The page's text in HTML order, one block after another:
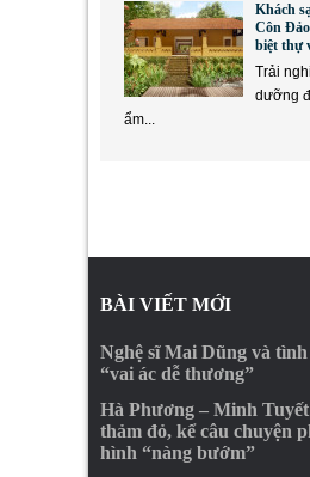
Khách
Côn
biệt thự
Trải
dưỡng
ẩm...
BÀI VIẾT MỚI
Nghệ sĩ Mai Dũng và
“vai ác dễ thương”
Hà Phương – Minh
thảm đỏ, kể câu chuyện
hình “nàng bướm”